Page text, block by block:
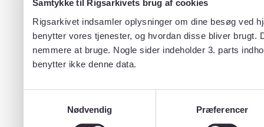
Samtykke til Rigsarkivets brug af cookies
Rigsarkivet indsamler oplysninger om dine besøg ved
benytter vores tjenester, og hvordan disse bliver
nemmere at bruge. Nogle sider indeholder 3. parts
benytter ikke denne data.
Nødvendig
Præferencer